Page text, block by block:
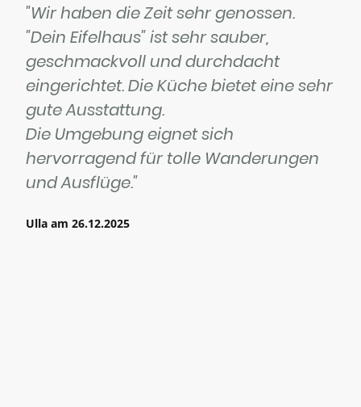
"Wir haben die Zeit sehr genossen.
"Dein Eifelhaus" ist sehr sauber,
geschmackvoll und durchdacht
eingerichtet. Die Küche bietet eine sehr
gute Ausstattung.
Die Umgebung eignet sich
hervorragend für tolle Wanderungen
und Ausflüge."
Ulla am 26.12.2025